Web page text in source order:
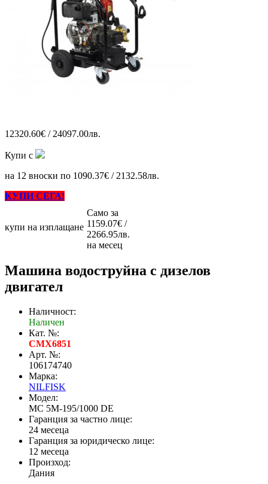
12320.60€ / 24097.00лв.
Купи с
на 12 вноски по 1090.37€ / 2132.58лв.
КУПИ СЕГА!
купи на изплащане
Само за
1159.07€ /
2266.95лв.
на месец
Машина водоструйна с дизелов
двигател
Наличност:
Наличен
Кат. №:
CMX6851
Арт. №:
106174740
Марка:
NILFISK
Модел:
MC 5M-195/1000 DE
Гаранция за частно лице:
24 месеца
Гаранция за юридическо лице:
12 месеца
Произход:
Дания